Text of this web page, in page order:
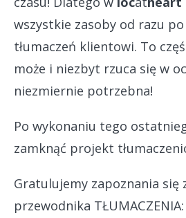
wszystkie zasoby od razu
tłumaczeń klientowi. To
może i niezbyt rzuca się w
niezmiernie potrzebna!
Po wykonaniu tego
zamknąć projekt
Gratulujemy zapoznania się
przewodnika TŁUMACZENIA: